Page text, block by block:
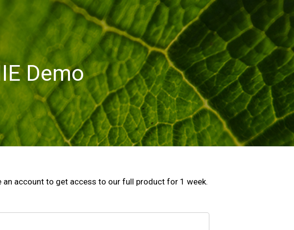
Demo
an account to get access to our full product for 1 week.